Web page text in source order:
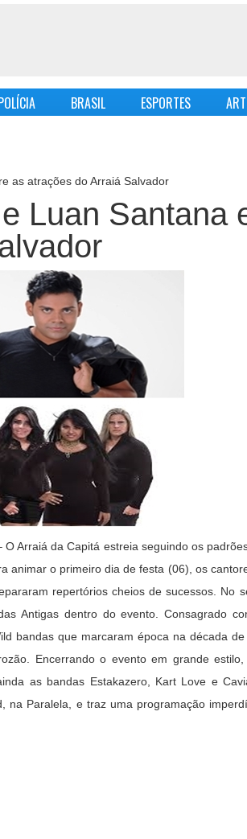
BRASIL ESPORTES
as atrações do Arraiá Salvador
Luan Santana
O Arraiá da Capitá estreia seguindo os
animar o primeiro dia de festa (06), os
repertórios cheios de sucessos. No
Antigas dentro do evento. Consagrado
bandas que marcaram época na década
Encerrando o evento em grande
as bandas Estakazero, Kart Love e
Paralela, e traz uma programação